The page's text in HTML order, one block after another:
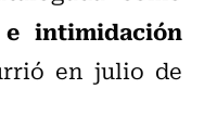
intimidación
en julio de